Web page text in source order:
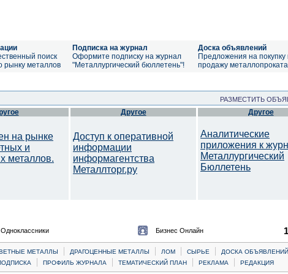
поиск
рынку металлов
Подписка на журнал
Оформите подписку на журнал
"Металлургический бюллетень"!
Доска объявлений
Предложения на покупку
продажу металлопроката
РАЗМЕСТИТЬ
на рынке
и
металлов.
Другое
Доступ к оперативной
информации
информагентства
Металлторг.ру
Другое
Аналитические
приложения к
Металлургический
Бюллетень
Одноклассники Бизнес Онлайн
МЕТАЛЛЫ | ДРАГОЦЕННЫЕ МЕТАЛЛЫ | ЛОМ | CЫРЬЕ |
ДОСКА ОБЪЯВЛЕНИЙ
| ПРОФИЛЬ ЖУРНАЛА | ТЕМАТИЧЕСКИЙ ПЛАН | РЕКЛАМА | РЕДАКЦИЯ